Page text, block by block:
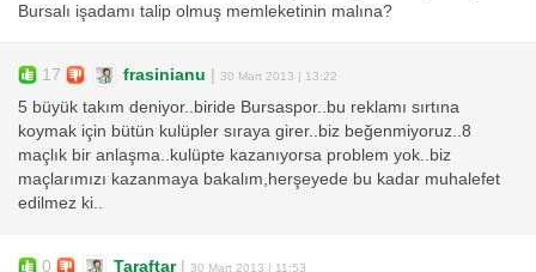
Bursalı işadamı talip olmuş memleketinin malına?
17 frasinianu | 30 Mart 2013 | 13:22
5 büyük takım deniyor..biride Bursaspor..bu reklamı sırtına
koymak için bütün kulüpler sıraya girer..biz beğenmiyoruz..8
maçlık bir anlaşma..kulüpte kazanıyorsa problem yok..biz
maçlarımızı kazanmaya bakalım,herşeyede bu kadar muhalefet
edilmez ki..
0 Taraftar| 30 Mart 2013 | 11:53